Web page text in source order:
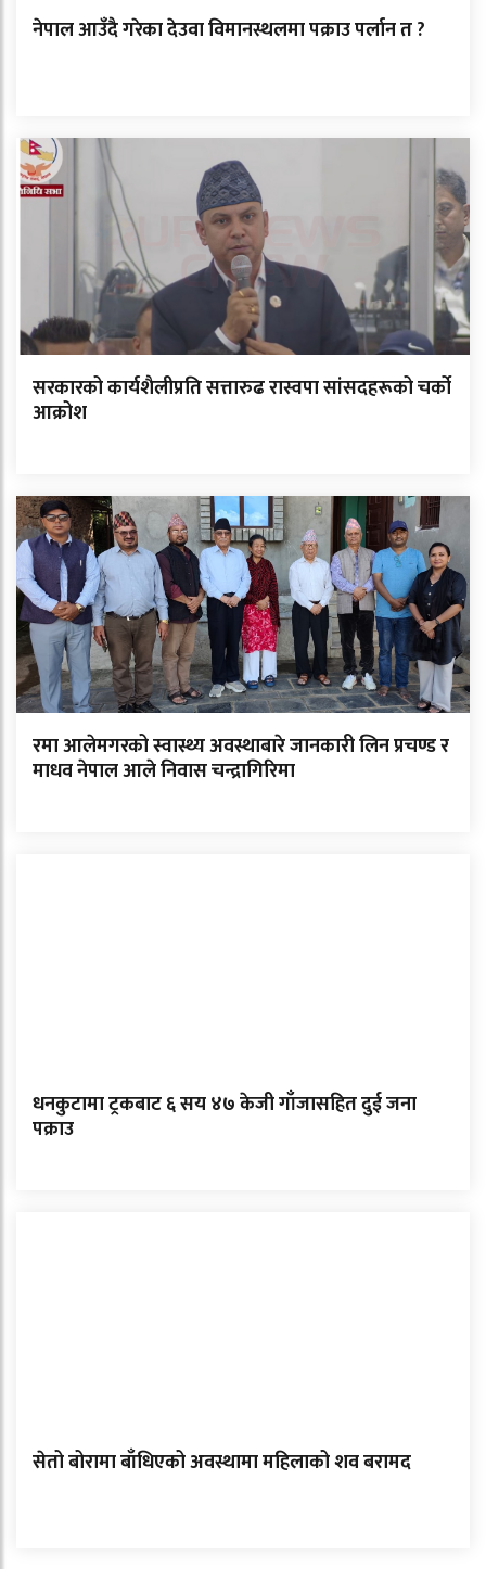
नेपाल आउँदै गरेका देउवा विमानस्थलमा पक्राउ पर्लान त ?
सरकारको कार्यशैलीप्रति सत्तारुढ रास्वपा सांसदहरूको चर्को
आक्रोश
रमा आलेमगरको स्वास्थ्य अवस्थाबारे जानकारी लिन प्रचण्ड र
माधव नेपाल आले निवास चन्द्रागिरिमा
धनकुटामा ट्रकबाट ६ सय ४७ केजी गाँजासहित दुई जना
पक्राउ
सेतो बोरामा बाँधिएको अवस्थामा महिलाको शव बरामद